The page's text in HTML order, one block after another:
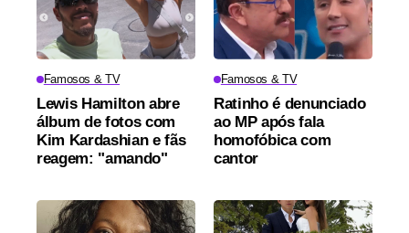
Famosos & TV
Lewis Hamilton abre
álbum de fotos com
Kim Kardashian e fãs
reagem: "amando"
Famosos & TV
Ratinho é denunciado
ao MP após fala
homofóbica com
cantor